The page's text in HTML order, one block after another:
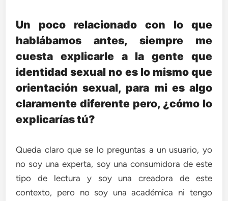
Un poco relacionado con lo que
hablábamos antes, siempre me
cuesta explicarle a la gente que
identidad sexual no es lo mismo que
orientación sexual, para mi es algo
claramente diferente pero, ¿cómo lo
explicarías tú?
Queda claro que se lo preguntas a un usuario, yo
no soy una experta, soy una consumidora de este
tipo de lectura y soy una creadora de este
contexto, pero no soy una académica ni tengo